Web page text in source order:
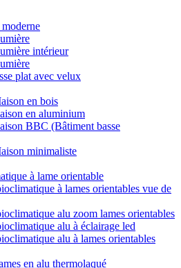
intérieur
plat avec velux
en bois
en aluminium
BBC (Bâtiment basse
minimaliste
à lame orientable
à lames orientables vue de
alu zoom lames orientables
alu à éclairage led
alu à lames orientables
en alu thermolaqué